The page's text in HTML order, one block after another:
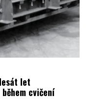
let
cvičení